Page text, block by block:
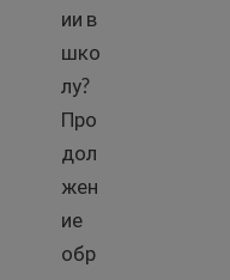
ии в
шко
лу?
Про
дол
жен
ие
обр